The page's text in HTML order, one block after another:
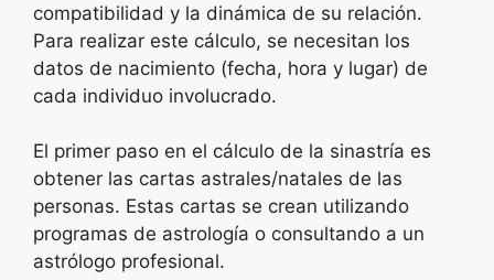
compatibilidad y la dinámica de su relación.
Para realizar este cálculo, se necesitan los
datos de nacimiento (fecha, hora y lugar) de
cada individuo involucrado.
El primer paso en el cálculo de la sinastría es
obtener las cartas astrales/natales de las
personas. Estas cartas se crean utilizando
programas de astrología o consultando a un
astrólogo profesional.